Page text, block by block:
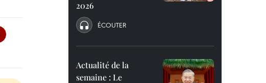
2026
ÉCOUTER
Actualité de la
semaine : Le